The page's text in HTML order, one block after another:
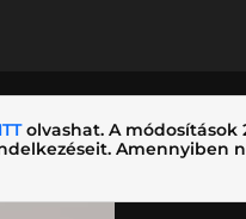
ITTolvashat. A módosítások
Amennyiben